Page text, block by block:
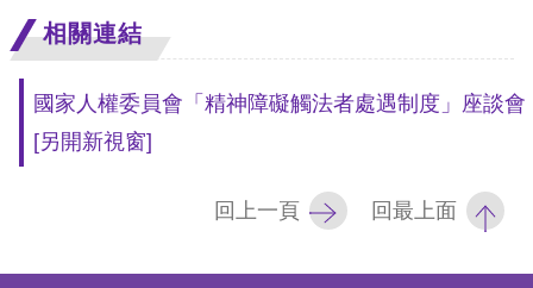
頁
言
相關連結
國家人權委員會「精神障礙觸法者處遇制度」座談會
[另開新視窗]
回上一頁 回最上面